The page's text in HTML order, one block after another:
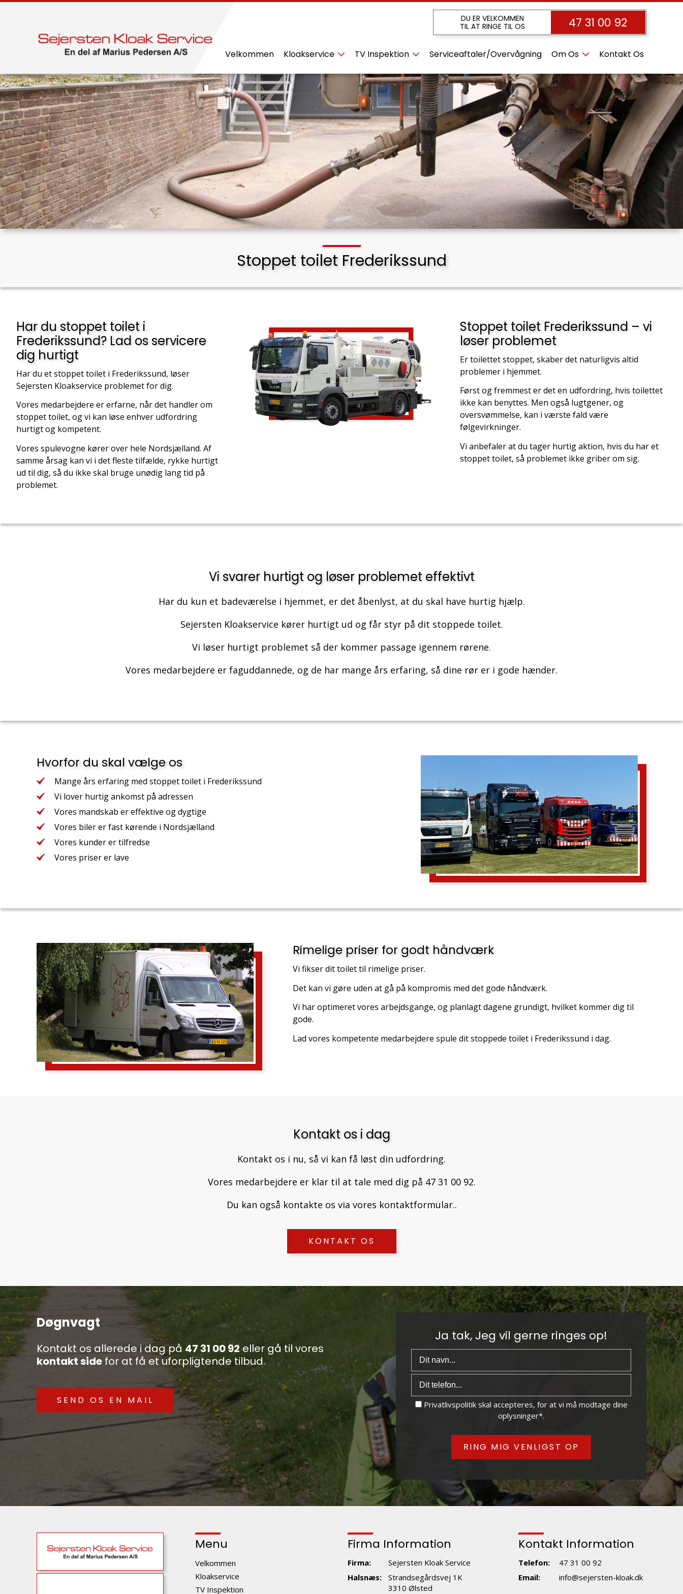
DU ER VELKOMMEN
TIL AT RINGE TIL OS
47 31 00 92
Velkommen Kloakservice TV Inspektion Serviceaftaler/Overvågning Om Os Kontakt Os
Stoppet toilet Frederikssund
Har du stoppet toilet i
Frederikssund? Lad os servicere
dig hurtigt
Har du et stoppet toilet i Frederikssund, løser
Sejersten Kloakservice problemet for dig.
Vores medarbejdere er erfarne, når det handler om
stoppet toilet, og vi kan løse enhver udfordring
hurtigt og kompetent.
Vores spulevogne kører over hele Nordsjælland. Af
samme årsag kan vi i det fleste tilfælde, rykke hurtigt
ud til dig, så du ikke skal bruge unødig lang tid på
problemet.
Stoppet toilet Frederikssund – vi
løser problemet
Er toilettet stoppet, skaber det naturligvis altid
problemer i hjemmet.
Først og fremmest er det en udfordring, hvis toilettet
ikke kan benyttes. Men også lugtgener, og
oversvømmelse, kan i værste fald være
følgevirkninger.
Vi anbefaler at du tager hurtig aktion, hvis du har et
stoppet toilet, så problemet ikke griber om sig.
Vi svarer hurtigt og løser problemet effektivt
Har du kun et badeværelse i hjemmet, er det åbenlyst, at du skal have hurtig hjælp.
Sejersten Kloakservice kører hurtigt ud og får styr på dit stoppede toilet.
Vi løser hurtigt problemet så der kommer passage igennem rørene.
Vores medarbejdere er faguddannede, og de har mange års erfaring, så dine rør er i gode hænder.
Hvorfor du skal vælge os
Mange års erfaring med stoppet toilet i Frederikssund
Vi lover hurtig ankomst på adressen
Vores mandskab er effektive og dygtige
Vores biler er fast kørende i Nordsjælland
Vores kunder er tilfredse
Vores priser er lave
Rimelige priser for godt håndværk
Vi fikser dit toilet til rimelige priser.
Det kan vi gøre uden at gå på kompromis med det gode håndværk.
Vi har optimeret vores arbejdsgange, og planlagt dagene grundigt, hvilket kommer dig til
gode.
Lad vores kompetente medarbejdere spule dit stoppede toilet i Frederikssund i dag.
Kontakt os i dag
Kontakt os i nu, så vi kan få løst din udfordring.
Vores medarbejdere er klar til at tale med dig på 47 31 00 92.
Du kan også kontakte os via vores kontaktformular..
KONTAKT OS
Døgnvagt
Kontakt os allerede i dag på 47 31 00 92 eller gå til vores
kontakt side for at få et uforpligtende tilbud.
SEND OS EN MAIL
Ja tak, Jeg vil gerne ringes op!
Privatlivspolitikskal accepteres, for at vi må modtage dine
oplysninger*.
Menu
Velkommen
Kloakservice
TV Inspektion
Firma Information
Firma:
Sejersten Kloak Service
Halsnæs:
Strandsegårdsvej 1K
3310 Ølsted
Kontakt Information
Telefon:
47 31 00 92
Email:
info@sejersten-kloak.dk